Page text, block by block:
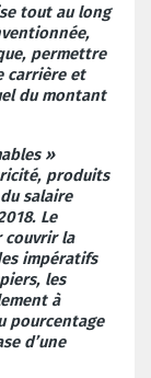
tout au long
permettre
carrière et
du montant
»
produits
salaire
Le
la
impératifs
les
à
pourcentage
d’une